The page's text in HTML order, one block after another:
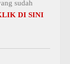
sudah
DI SINI